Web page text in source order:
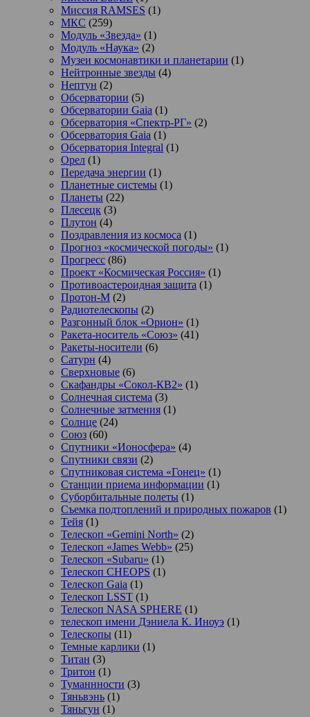
Миссия RAMSES (1)
МКС (259)
Модуль «Звезда» (1)
Модуль «Наука» (2)
Музеи космонавтики и планетарии (1)
Нейтронные звезды (4)
Нептун (2)
Обсерватории (5)
Обсерватории Gaia (1)
Обсерватория «Спектр-РГ» (2)
Обсерватория Gaia (1)
Обсерватория Integral (1)
Орел (1)
Передача энергии (1)
Планетные системы (1)
Планеты (22)
Плесецк (3)
Плутон (4)
Поздравления из космоса (1)
Прогноз «космической погоды» (1)
Прогресс (86)
Проект «Космическая Россия» (1)
Противоастероидная защита (1)
Протон-М (2)
Радиотелескопы (2)
Разгонный блок «Орион» (1)
Ракета-носитель «Союз» (41)
Ракеты-носители (6)
Сатурн (4)
Сверхновые (6)
Скафандры «Сокол-КВ2» (1)
Солнечная система (3)
Солнечные затмения (1)
Солнце (24)
Союз (60)
Спутники «Ионосфера» (4)
Спутники связи (2)
Спутниковая система «Гонец» (1)
Станции приема информации (1)
Суборбитальные полеты (1)
Съемка подтоплений и природных пожаров (1)
Тейя (1)
Телескоп «Gemini North» (2)
Телескоп «James Webb» (25)
Телескоп «Subaru» (1)
Телескоп CHEOPS (1)
Телескоп Gaia (1)
Телескоп LSST (1)
Телескоп NASA SPHERE (1)
телескоп имени Дэниела К. Иноуэ (1)
Телескопы (11)
Темные карлики (1)
Титан (3)
Тритон (1)
Туманнности (3)
Тяньвэнь (1)
Тяньгун (1)